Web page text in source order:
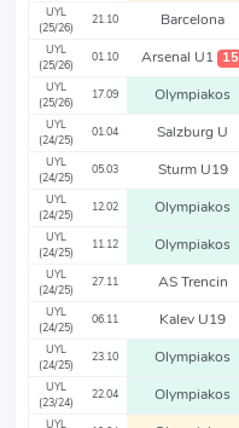
UYL
(25/26)
21.10 Barcelona
UYL
(25/26)
01.10 Arsenal U1 15
UYL
(25/26)
17.09 Olympiakos
UYL
(24/25)
01.04 Salzburg U
UYL
(24/25)
05.03 Sturm U19
UYL
(24/25)
12.02 Olympiakos
UYL
(24/25)
11.12 Olympiakos
UYL
(24/25)
27.11 AS Trencin
UYL
(24/25)
06.11 Kalev U19
UYL
(24/25)
23.10 Olympiakos
UYL
(23/24)
22.04 Olympiakos
UYL